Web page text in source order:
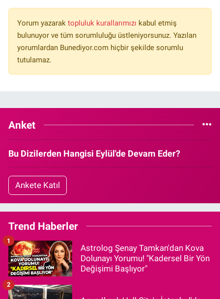
Yorum yazarak topluluk kurallarımızı kabul etmiş
bulunuyor ve tüm sorumluluğu üstleniyorsunuz. Yazılan
yorumlardan Bunediyor.com hiçbir şekilde sorumlu
tutulamaz.
Anket
Bu Dizilerden Hangisi Eylül'de Devam Eder?
Ankete Katıl
Trend Haberler
Astrolog Şenay Tamkan'dan Kova
Dolunayı Yorumu! "Kadersel Bir Yön
Değişimi Başlıyor"
1
2